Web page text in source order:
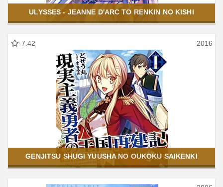
ULYSSES - JEANNE D'ARC TO RENKIN NO KISHI
7.42 2016
GENJITSU SHUGI YUUSHA NO OUKOKU SAIKENKI